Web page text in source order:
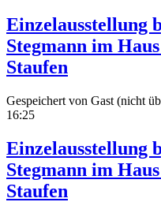
Einzelausstellung
Stegmann im
Staufen
Gespeichert von Gast (nicht
16:25
Einzelausstellung
Stegmann im
Staufen